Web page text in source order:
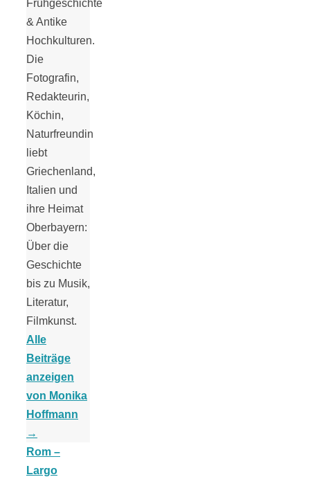
Frühgeschichte
& Antike
Hochkulturen.
Die
Fotografin,
Redakteurin,
Köchin,
Naturfreundin
liebt
Griechenland,
Italien und
ihre Heimat
Oberbayern:
Über die
Geschichte
bis zu Musik,
Literatur,
Filmkunst.
Alle
Beiträge
anzeigen
von Monika
Hoffmann
→
Rom –
Largo